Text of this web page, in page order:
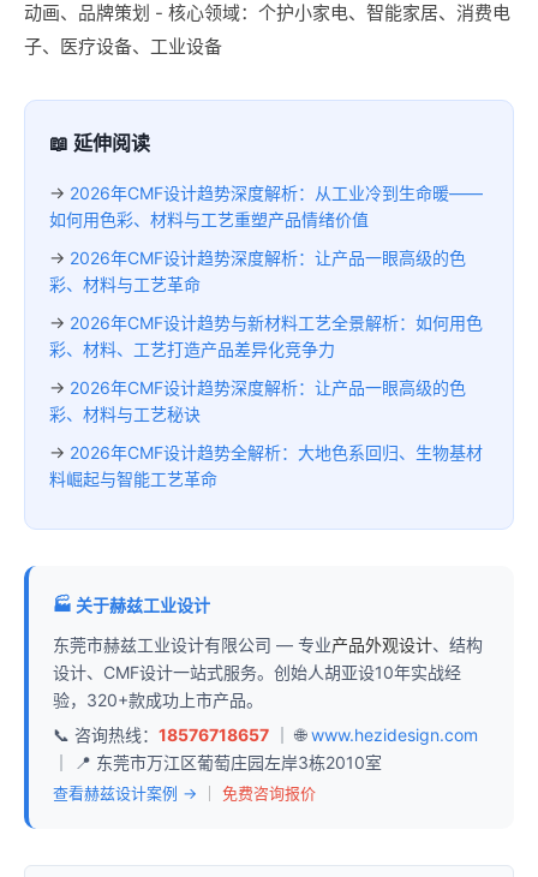
动画、品牌策划 - 核心领域：个护小家电、智能家居、消费电
子、医疗设备、工业设备
📖 延伸阅读
→ 2026年CMF设计趋势深度解析：从工业冷到生命暖——
如何用色彩、材料与工艺重塑产品情绪价值
→ 2026年CMF设计趋势深度解析：让产品一眼高级的色
彩、材料与工艺革命
→ 2026年CMF设计趋势与新材料工艺全景解析：如何用色
彩、材料、工艺打造产品差异化竞争力
→ 2026年CMF设计趋势深度解析：让产品一眼高级的色
彩、材料与工艺秘诀
→ 2026年CMF设计趋势全解析：大地色系回归、生物基材
料崛起与智能工艺革命
🏭 关于赫兹工业设计
东莞市赫兹工业设计有限公司 — 专业产品外观设计、结构
设计、CMF设计一站式服务。创始人胡亚设10年实战经
验，320+款成功上市产品。
📞 咨询热线： 18576718657 ｜ 🌐www.hezidesign.com
｜ 📍 东莞市万江区葡萄庄园左岸3栋2010室
查看赫兹设计案例 → 免费咨询报价